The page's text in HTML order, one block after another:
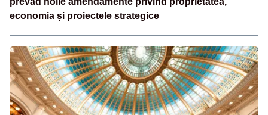
economia și proiectele strategice